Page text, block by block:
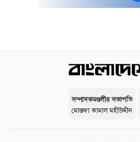
সম্পাদকমণ্ডলীর সভাপতি
মোস্তফা কামাল মহীউদ্দীন